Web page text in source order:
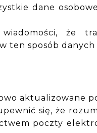
dane
że
ten sposób
aktualizowane
się, że
poczty